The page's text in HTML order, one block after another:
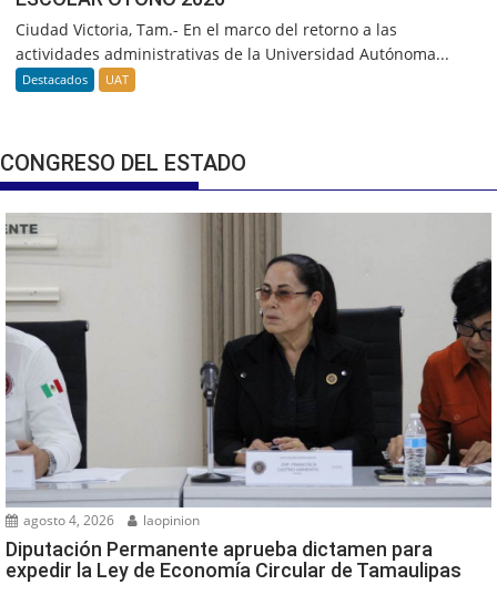
Ciudad Victoria, Tam.- En el marco del retorno a las
actividades administrativas de la Universidad Autónoma...
Destacados UAT
CONGRESO DEL ESTADO
agosto 4, 2026 laopinion
Diputación Permanente aprueba dictamen para
expedir la Ley de Economía Circular de Tamaulipas